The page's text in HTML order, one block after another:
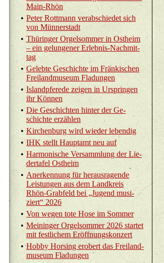
Main-Rhön
• Peter Rott­mann ver­ab­schie­det sich
von Mün­ner­stadt
• Thü­rin­ger Or­gel­som­mer in Ost­heim
– ein ge­lun­ge­ner Er­leb­nis-Nach­mit­
tag
• Ge­leb­te Ge­schich­te im Frän­ki­schen
Frei­land­mu­se­um Fla­dun­gen
• Is­land­pfe­re­de zei­gen in Ur­sprin­gen
ihr Kön­nen
• Die Ge­schich­ten hin­ter der Ge­
schich­te er­zäh­len
• Kir­chen­burg wird wie­der le­ben­dig
• IHK stellt Haupt­amt neu auf
• Har­mo­ni­sche Ver­samm­lung der Lie­
der­ta­fel Ost­heim
• An­er­ken­nung für her­aus­ra­gen­de
Leis­tun­gen aus dem Land­kreis
Rhön-Grab­feld bei „Ju­gend mu­si­
ziert“ 2026
• Von wegen tote Hose im Som­mer
• Mei­nin­ger Or­gel­som­mer 2026 star­tet
mit fest­li­chem Er­öff­nungs­kon­zert
• Hobby Hor­sing er­obert das Frei­land­
mu­se­um Fla­dun­gen